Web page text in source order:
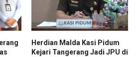
Herdian Malda Kasi Pidum
Kejari Tangerang Jadi JPU di